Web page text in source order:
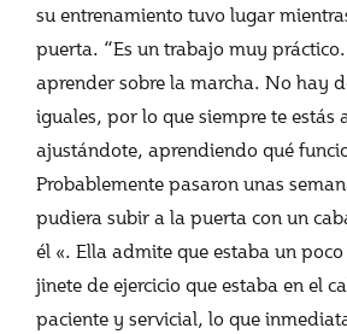
su entrenamiento tuvo lugar
puerta. “Es un trabajo muy
aprender sobre la marcha. No hay
iguales, por lo que siempre te estás
ajustándote, aprendiendo qué
Probablemente pasaron unas
pudiera subir a la puerta con un
él «. Ella admite que estaba un
jinete de ejercicio que estaba en el
paciente y servicial, lo que